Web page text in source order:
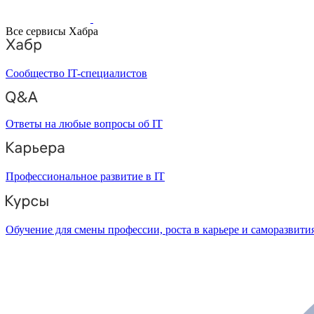
Все сервисы Хабра
Сообщество IT-специалистов
Ответы на любые вопросы об IT
Профессиональное развитие в IT
Обучение для смены профессии, роста в карьере и